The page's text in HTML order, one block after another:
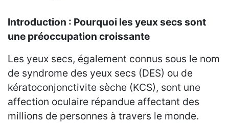
Introduction : Pourquoi les yeux secs sont
une préoccupation croissante
Les yeux secs, également connus sous le nom
de syndrome des yeux secs (DES) ou de
kératoconjonctivite sèche (KCS), sont une
affection oculaire répandue affectant des
millions de personnes à travers le monde.